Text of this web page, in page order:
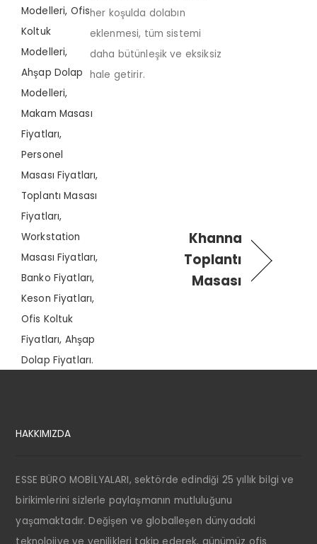
her koşulda dolabın
eklenmesi, tüm sistemi
daha bütünleşik ve eksiksiz
hale getirir.
Khanna
Toplantı
Masası
HAKKIMIZDA
ESSE BÜRO MOBİLYALARI, sektörde edindiği 25 yıllık bilgi ve
birikimlerini sizlerle paylaşmanın mutluluğunu
yaşamaktadır. Değişen ve globalleşen dünyadaki